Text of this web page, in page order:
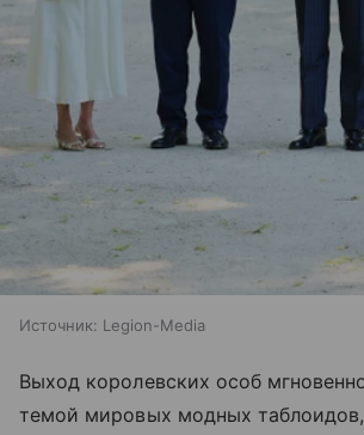
Источник: Legion-Media
Выход королевских особ
темой мировых модных